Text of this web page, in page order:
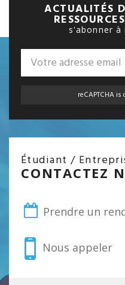
ACTUALITÉS
s'abonner
reCAPTCHA is
Étudiant /
CONTACTEZ
Prendre un
Nous appeler